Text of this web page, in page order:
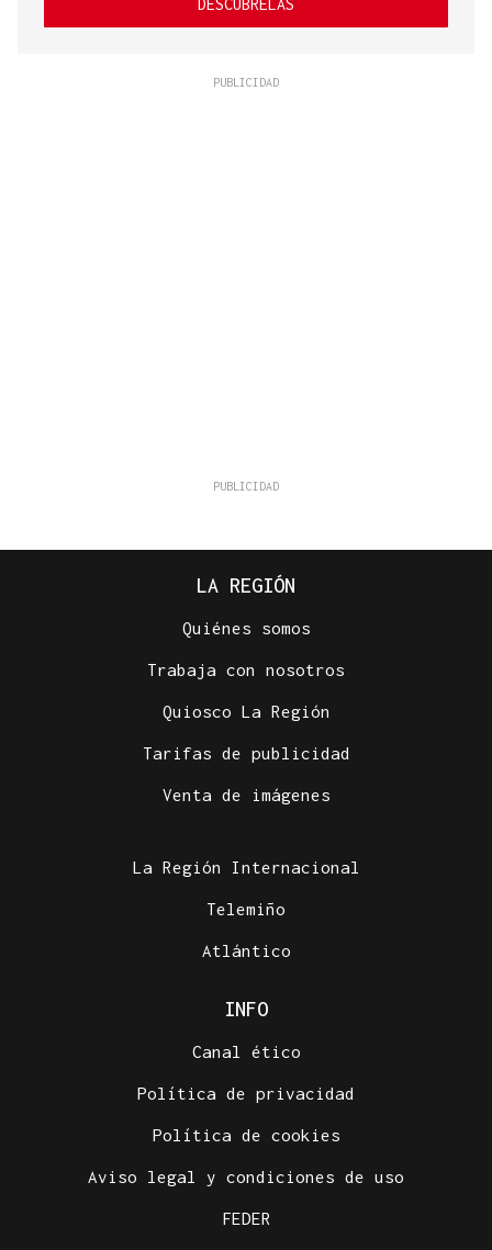
DESCÚBRELAS
LA REGIÓN
Quiénes somos
Trabaja con nosotros
Quiosco La Región
Tarifas de publicidad
Venta de imágenes
La Región Internacional
Telemiño
Atlántico
INFO
Canal ético
Política de privacidad
Política de cookies
Aviso legal y condiciones de uso
FEDER